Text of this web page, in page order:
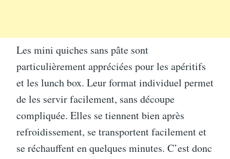
Les mini quiches sans pâte sont
particulièrement appréciées pour les apéritifs
et les lunch box. Leur format individuel permet
de les servir facilement, sans découpe
compliquée. Elles se tiennent bien après
refroidissement, se transportent facilement et
se réchauffent en quelques minutes. C’est donc